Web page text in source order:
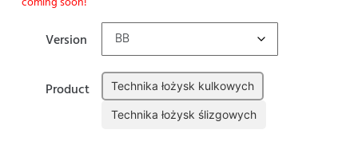
Version
Product Technika łożysk kulkowych
Technika łożysk ślizgowych